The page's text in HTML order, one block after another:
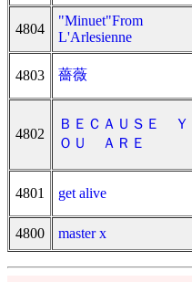
4804
"Minuet"From
L'Arlesienne
4803 薔薇
4802
ＢＥＣＡＵＳＥ Ｙ
ＯＵ ＡＲＥ
4801 get alive
4800 master x